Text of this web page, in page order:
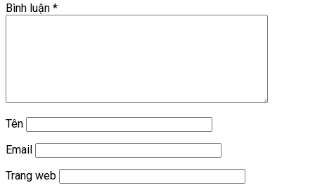
Bình luận *
Tên
Email
Trang web